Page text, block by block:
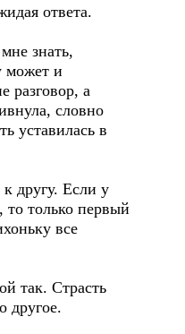
ответа.
знать,
может и
разговор, а
словно
уставилась в
другу. Если у
то только первый
все
так. Страсть
другое.